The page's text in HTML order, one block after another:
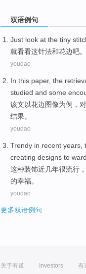
双语例句
Just look at the tiny
就看看这针法和花边吧。
youdao
In this paper, the
studied and some
该文以花边图像为例，
结果。
youdao
Trendy in recent years
creating designs to ward
这种装饰近几年很流行 ，
的幸福。
youdao
更多双语例句
关于有道 Investors 有